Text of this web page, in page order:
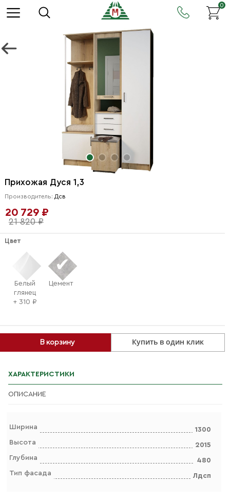
0
Прихожая Дуся 1,3
Производитель: Дсв
20 729 ₽
21 820 ₽
В корзину Купить в один клик
Цвет
Белый
глянец
+ 310 ₽
Цемент
ХАРАКТЕРИСТИКИ
ОПИСАНИЕ
Ширина
1300
Высота
2015
Глубина
480
Тип фасада
Лдсп